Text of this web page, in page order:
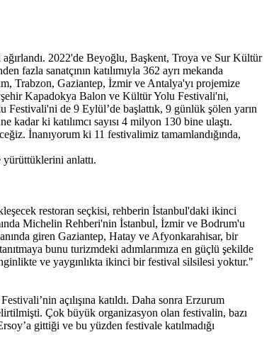
2022'de Beyoğlu, Başkent, Troya ve Sur Kültür
sanatçının katılımıyla 362 ayrı mekanda
Trabzon, Gaziantep, İzmir ve Antalya'yı projemize
Kapadokya Balon ve Kültür Yolu Festivali'ni,
Festivali'ni de 9 Eylül’de başlattık, 9 günlük şölen yarın
ki katılımcı sayısı 4 milyon 130 bine ulaştı.
İnanıyorum ki 11 festivalimiz tamamlandığında,
anlattı.
restoran seçkisi, rehberin İstanbul'daki ikinci
Michelin Rehberi'nin İstanbul, İzmir ve Bodrum'u
giren Gaziantep, Hatay ve Afyonkarahisar, bir
bunu turizmdeki adımlarımıza en güçlü şekilde
ve yaygınlıkta ikinci bir festival silsilesi yoktur."
açılışına katıldı. Daha sonra Erzurum
Çok büyük organizasyon olan festivalin, bazı
gittiği ve bu yüzden festivale katılmadığı